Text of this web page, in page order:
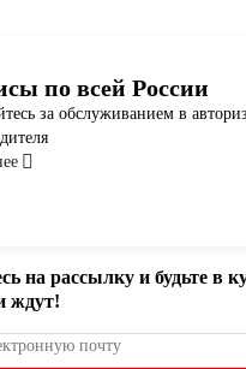
по всей России
за обслуживанием в
на рассылку и будьте в
ждут!